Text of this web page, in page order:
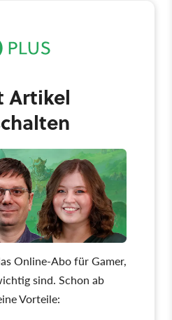
»Ich brauche nicht nach
aus dem Zeitalter
handeln.
Artikel
Online-Abo für Gamer,
sind. Schon ab
Vorteile: